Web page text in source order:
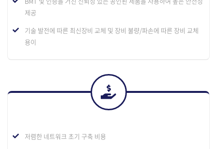
제공
기술 발전에 따른 최신장비 교체 및 장비 불량/파손에 따른 장비 교체
용이
저렴한 네트워크 초기 구축 비용